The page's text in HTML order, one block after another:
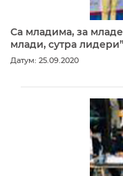
Са младима, за
млади, сутра лидери”
Датум: 25.09.2020